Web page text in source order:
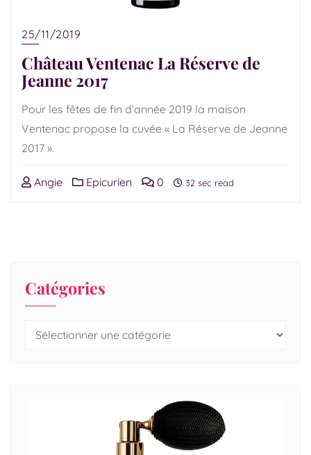
25/11/2019
Château Ventenac La Réserve de
Jeanne 2017
Pour les fêtes de fin d’année 2019 la maison
Ventenac propose la cuvée « La Réserve de Jeanne
2017 ».
Angie Epicurien 0 32 sec read
Catégories